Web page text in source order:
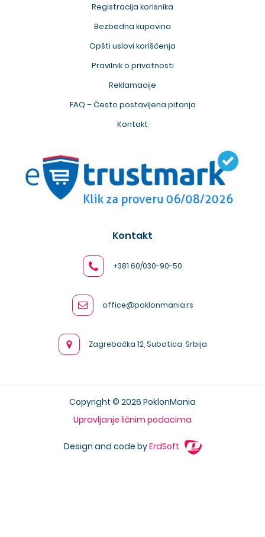
Registracija korisnika
Bezbedna kupovina
Opšti uslovi korišćenja
Pravilnik o privatnosti
Reklamacije
FAQ – Često postavljena pitanja
Kontakt
Kontakt
+381 60/030-90-50
office@poklonmania.rs
Zagrebačka 12, Subotica, Srbija
Copyright © 2026 PoklonMania
Upravljanje ličnim podacima
Design and code byErdSoft